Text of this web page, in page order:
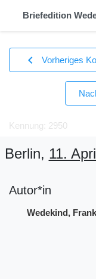
Briefedition
chevron_left Vorheriges
Kennung: 2950
Berlin, 11.
Autor*in
Wedekind, Frank